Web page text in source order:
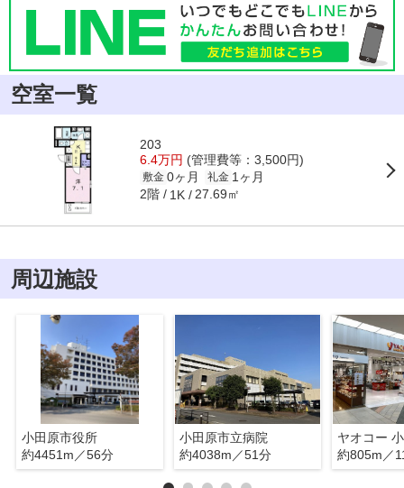
空室一覧
203
6.4万円 (管理費等：3,500円)
敷金 0ヶ月 礼金 1ヶ月
2階 1K 27.69㎡
周辺施設
小田原市役所
約4451m／56分
小田原市立病院
約4038m／51分
約805m／